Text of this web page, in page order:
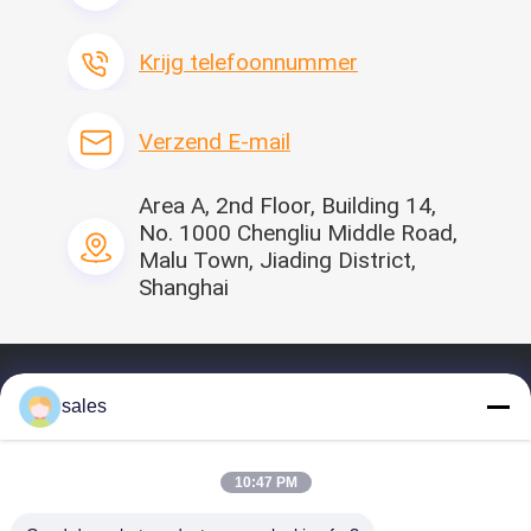
500.000 per dag
Krijg Recentste Prijs van de
Krijg telefoonnummer
Verzend E-mail
Area A, 2nd Floor, Building 14,
No. 1000 Chengliu Middle Road,
Malu Town, Jiading District,
Shanghai
profiel
Onze Producten
sales
10:47 PM